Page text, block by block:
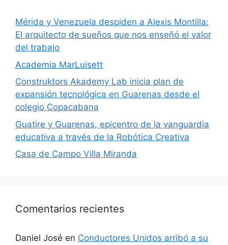
​Mérida y Venezuela despiden a Alexis Montilla:
El arquitecto de sueños que nos enseñó el valor
del trabajo
Academia MarLuisett
Construktors Akademy Lab inicia plan de
expansión tecnológica en Guarenas desde el
colegio Copacabana
Guatire y Guarenas, epicentro de la vanguardia
educativa a través de la Robótica Creativa
Casa de Campo Villa Miranda
Comentarios recientes
Daniel José en Conductores Unidos arribó a su